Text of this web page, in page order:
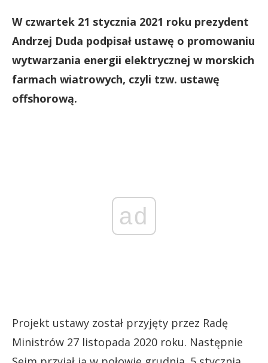
W czwartek 21 stycznia 2021 roku prezydent
Andrzej Duda podpisał ustawę o promowaniu
wytwarzania energii elektrycznej w morskich
farmach wiatrowych, czyli tzw. ustawę
offshorową.
ad
Projekt ustawy został przyjęty przez Radę
Ministrów 27 listopada 2020 roku. Następnie